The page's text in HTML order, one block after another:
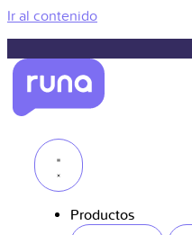
Ir al contenido
Productos